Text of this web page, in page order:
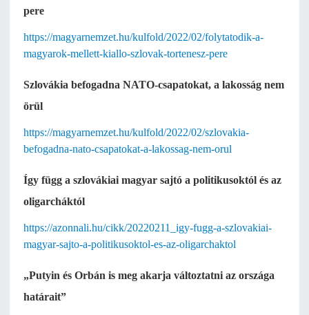
pere
https://magyarnemzet.hu/kulfold/2022/02/folytatodik-a-
magyarok-mellett-kiallo-szlovak-tortenesz-pere
Szlovákia befogadna NATO-csapatokat, a lakosság nem
örül
https://magyarnemzet.hu/kulfold/2022/02/szlovakia-
befogadna-nato-csapatokat-a-lakossag-nem-orul
Így függ a szlovákiai magyar sajtó a politikusoktól és az
oligarcháktól
https://azonnali.hu/cikk/20220211_igy-fugg-a-szlovakiai-
magyar-sajto-a-politikusoktol-es-az-oligarchaktol
„Putyin és Orbán is meg akarja változtatni az országa
határait”